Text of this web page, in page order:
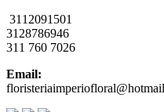
3112091501
3128786946
311 760 7026
Email: